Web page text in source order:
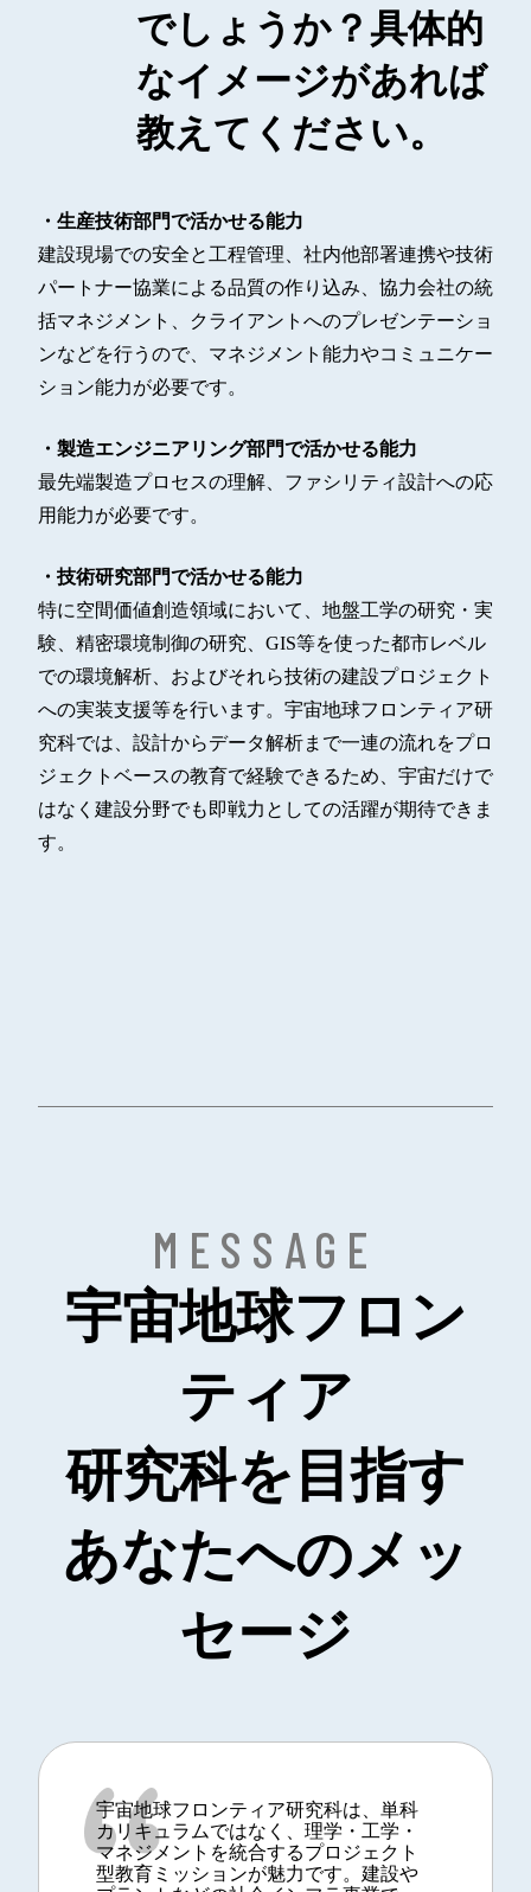
でしょうか？具体的
なイメージがあれば
教えてください。
・生産技術部門で活かせる能力
建設現場での安全と工程管理、社内他部署連携や技術
パートナー協業による品質の作り込み、協力会社の統
括マネジメント、クライアントへのプレゼンテーショ
ンなどを行うので、マネジメント能力やコミュニケー
ション能力が必要です。
・製造エンジニアリング部門で活かせる能力
最先端製造プロセスの理解、ファシリティ設計への応
用能力が必要です。
・技術研究部門で活かせる能力
特に空間価値創造領域において、地盤工学の研究・実
験、精密環境制御の研究、GIS等を使った都市レベル
での環境解析、およびそれら技術の建設プロジェクト
への実装支援等を行います。宇宙地球フロンティア研
究科では、設計からデータ解析まで一連の流れをプロ
ジェクトベースの教育で経験できるため、宇宙だけで
はなく建設分野でも即戦力としての活躍が期待できま
す。
MESSAGE
宇宙地球フロン
ティア
研究科を目指す
あなたへのメッ
セージ
宇宙地球フロンティア研究科は、単科
カリキュラムではなく、理学・工学・
マネジメントを統合するプロジェクト
型教育ミッションが魅力です。建設や